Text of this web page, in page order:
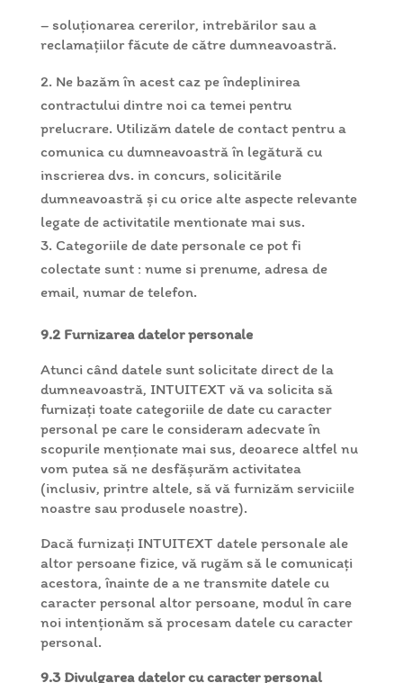
– soluţionarea cererilor, intrebărilor sau a
reclamaţiilor făcute de către dumneavoastră.
Ne bazăm în acest caz pe îndeplinirea
contractului dintre noi ca temei pentru
prelucrare. Utilizăm datele de contact pentru a
comunica cu dumneavoastră în legătură cu
inscrierea dvs. in concurs, solicitările
dumneavoastră și cu orice alte aspecte relevante
legate de activitatile mentionate mai sus.
Categoriile de date personale ce pot fi
colectate sunt : nume si prenume, adresa de
email, numar de telefon.
9.2 Furnizarea datelor personale
Atunci când datele sunt solicitate direct de la
dumneavoastră, INTUITEXT vă va solicita să
furnizați toate categoriile de date cu caracter
personal pe care le consideram adecvate în
scopurile menționate mai sus, deoarece altfel nu
vom putea să ne desfășurăm activitatea
(inclusiv, printre altele, să vă furnizăm serviciile
noastre sau produsele noastre).
Dacă furnizați INTUITEXT datele personale ale
altor persoane fizice, vă rugăm să le comunicați
acestora, înainte de a ne transmite datele cu
caracter personal altor persoane, modul în care
noi intenționăm să procesam datele cu caracter
personal.
9.3 Divulgarea datelor cu caracter personal